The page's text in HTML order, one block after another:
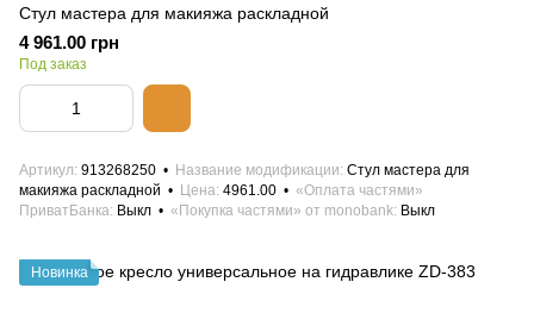
Стул мастера для макияжа раскладной
4 961.00 грн
Под заказ
Артикул 913268250 Название модификации Стул мастера для
макияжа раскладной
Цена 4961.00
«Оплата частями»
ПриватБанка Выкл «Покупка частями» от monobank Выкл
Новинка